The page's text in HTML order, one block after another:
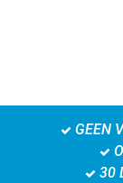
GEEN
30